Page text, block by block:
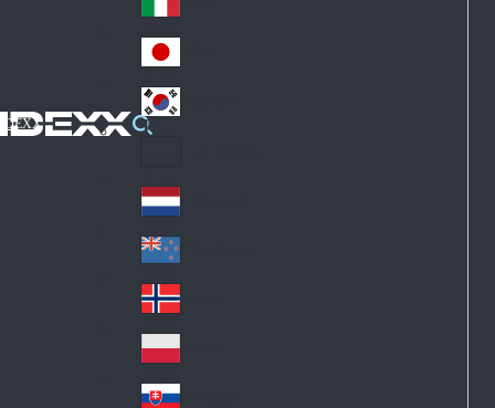
IDEXX
an
y
Ital
y
Jap
an
Ko
Lat
in
A
me
ric
a
Ne
the
rla
nd
s
Ne
w
Ze
ala
nd
No
rw
ay
Pol